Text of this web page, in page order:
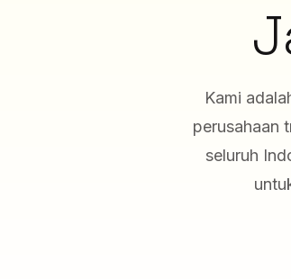
Kami
perusahaan
seluruh